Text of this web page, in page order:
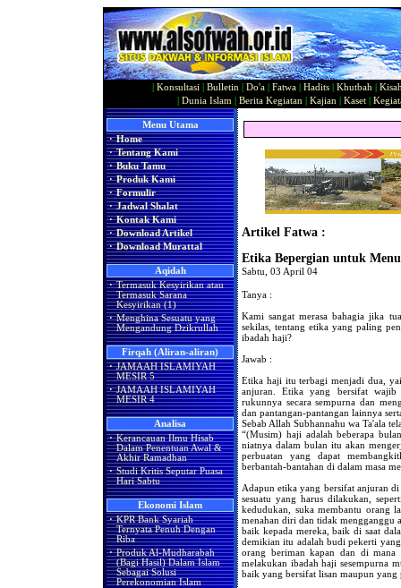
Konsultasi Bulletin Do'a Fatwa Hadits Khutbah
Dunia Islam Berita Kegiatan Kajian Kaset|
Menu Utama
· Home
· Tentang Kami
· Buku Tamu
· Produk Kami
· Formulir
· Jadwal Shalat
· Kontak Kami
· Download Artikel
· Download Murattal
Aqidah
· Termasuk Kesyirikan atau
Termasuk Sarana
Kesyirikan (1)
· Menghina Sesuatu yang
Mengandung Dzikrullah
Firqah (Aliran-aliran)
· JAMAAH ISLAMIYAH
MESIR 5
· JAMAAH ISLAMIYAH
MESIR 4
Analisa
· Kerancauan Ilmu Hisab
Dalam Penentuan Awal &
Akhir Ramadhan
· Studi Kritis Seputar Puasa
Hari Sabtu
Ekonomi Islam
· KPR Bank Syariah
Ternyata Penuh Dengan
Riba
· Produk Al-Mudharabah
(Bagi Hasil) Dalam Islam
Sebagai Solusi
Perekonomian Islam
Artikel Fatwa :
Etika Bepergian untuk
Sabtu, 03 April 04
Tanya :
Kami sangat merasa bahagia jika
sekilas, tentang etika yang paling
ibadah haji?
Jawab :
Etika haji itu terbagi menjadi dua,
anjuran. Etika yang bersifat wajib
rukunnya secara sempurna dan
dan pantangan-pantangan lainnya
Sebab Allah Subhannahu wa Ta'ala
“(Musim) haji adalah beberapa
niatnya dalam bulan itu akan
perbuatan yang dapat
berbantah-bantahan di dalam masa
Adapun etika yang bersifat anjuran
sesuatu yang harus dilakukan,
kedudukan, suka membantu orang
menahan diri dan tidak mengganggu
baik kepada mereka, baik di saat
demikian itu adalah budi pekerti
orang beriman kapan dan di mana
melakukan ibadah haji sesempurna
baik yang bersifat lisan maupun